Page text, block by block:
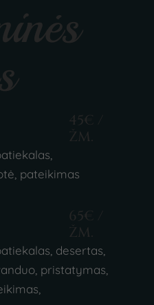
45€ /
ŽM.
pateikimas
65€ /
ŽM.
desertas,
pristatymas,